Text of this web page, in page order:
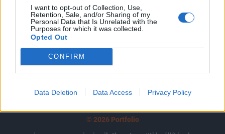
I want to opt-out of Collection, Use,
Retention, Sale, and/or Sharing of my
Personal Data that Is Unrelated with the
Purposes for which it was collected.
Opted Out
CONFIRM
Data Deletion Data Access Privacy Policy
Előfizetés
MÁR ELŐFIZETŐNK VAGY?
© 2026 Portfolio